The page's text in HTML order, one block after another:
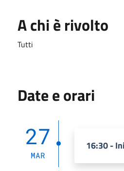
A chi è rivolto
Tutti
Date e orari
27
MAR
16:30 -